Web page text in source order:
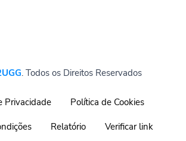
. Todos os Direitos Reservados
Privacidade Política de Cookies
Relatório Verificar link